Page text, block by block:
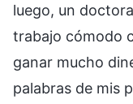
luego, un
trabajo cómodo
ganar mucho
palabras de mis